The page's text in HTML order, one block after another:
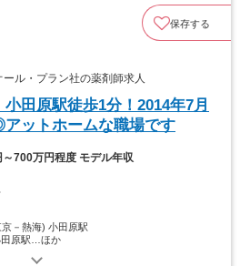
保存する
ル・プラン社の薬剤師求人
小田原駅徒歩1分！2014年7月
ットホームな職場です
～700万円程度 モデル年収
－熱海) 小田原駅
田原駅…ほか